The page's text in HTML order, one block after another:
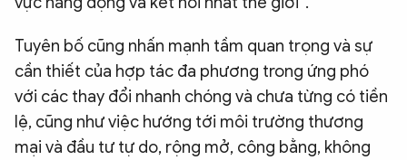
Tuyên bố cũng nhấn mạnh tầm quan trọng và sự
cần thiết của hợp tác đa phương trong ứng phó
với các thay đổi nhanh chóng và chưa từng có tiền
lệ, cũng như việc hướng tới môi trường thương
mại và đầu tư tự do, rộng mở, công bằng, không